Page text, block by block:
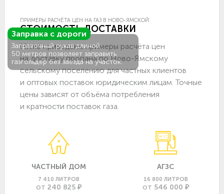
Заправка с дороги
Заправочный рукав длиной
50 метров позволяет заправить
газгольдер без заезда на участок.
ПРИМЕРЫ РАСЧЁТА ЦЕН НА ГАЗ В НОВО-ЯМСКОЙ
СТОИМОСТЬ ДОСТАВКИ
Ниже приведены примеры расчёта цен
на доставку пропана по Ново-Ямскому
сельскому поселению для частных клиентов
и оптовых поставок юридическим лицам. Точные
цены зависят от объёма потребления
и кратности поставок газа.
ЧАСТНЫЙ ДОМ
7 410 ЛИТРОВ
ОТ 240 825 ₽
АГЗС
16 800 ЛИТРОВ
ОТ 546 000 ₽